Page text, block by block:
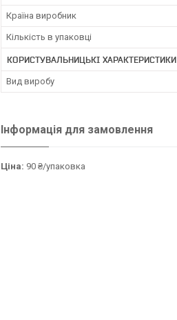
Країна виробник
Кількість в упаковці
КОРИСТУВАЛЬНИЦЬКІ ХАРАКТЕРИСТИКИ
Вид виробу
Інформація для замовлення
Ціна: 90 ₴/упаковка